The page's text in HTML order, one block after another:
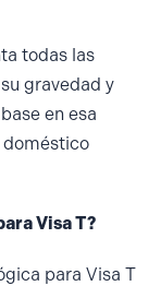
todas las
gravedad y
en esa
doméstico
Visa T?
para Visa T